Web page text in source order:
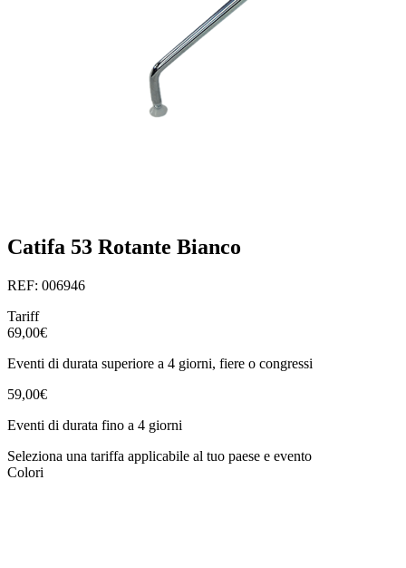
Catifa 53 Rotante Bianco
REF: 006946
Tariff
69,00€
Eventi di durata superiore a 4 giorni, fiere o congressi
59,00€
Eventi di durata fino a 4 giorni
Seleziona una tariffa applicabile al tuo paese e evento
Colori